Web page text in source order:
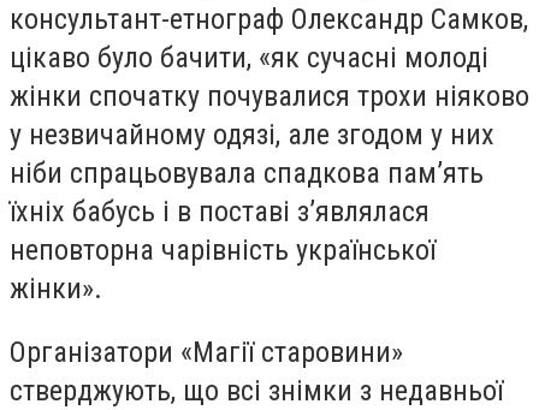
консультант-етнограф Олександр Самков,
цікаво було бачити, «як сучасні молоді
жінки спочатку почувалися трохи ніяково
у незвичайному одязі, але згодом у них
ніби спрацьовувала спадкова пам’ять
їхніх бабусь і в поставі з’являлася
неповторна чарівність української
жінки».
Організатори «Магії старовини»
стверджують, що всі знімки з недавньої